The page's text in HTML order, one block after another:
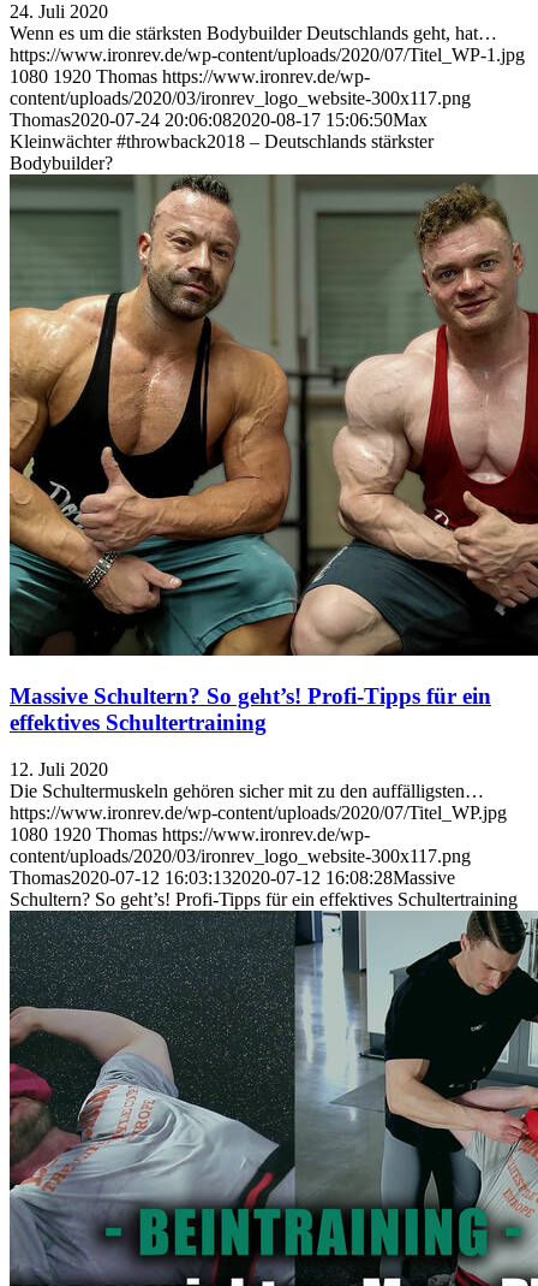
24. Juli 2020
Wenn es um die stärksten Bodybuilder Deutschlands geht, hat…
https://www.ironrev.de/wp-content/uploads/2020/07/Titel_WP-1.jpg
1080 1920 Thomas https://www.ironrev.de/wp-
content/uploads/2020/03/ironrev_logo_website-300x117.png
Thomas2020-07-24 20:06:082020-08-17 15:06:50Max
Kleinwächter #throwback2018 – Deutschlands stärkster
Bodybuilder?
Massive Schultern? So geht’s! Profi-Tipps für ein
effektives Schultertraining
12. Juli 2020
Die Schultermuskeln gehören sicher mit zu den auffälligsten…
https://www.ironrev.de/wp-content/uploads/2020/07/Titel_WP.jpg
1080 1920 Thomas https://www.ironrev.de/wp-
content/uploads/2020/03/ironrev_logo_website-300x117.png
Thomas2020-07-12 16:03:132020-07-12 16:08:28Massive
Schultern? So geht’s! Profi-Tipps für ein effektives Schultertraining